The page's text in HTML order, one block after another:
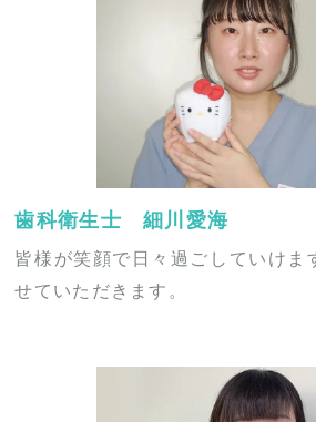
歯科衛生士 細川愛海
皆様が笑顔で日々過ごしていけま
せていただきます。